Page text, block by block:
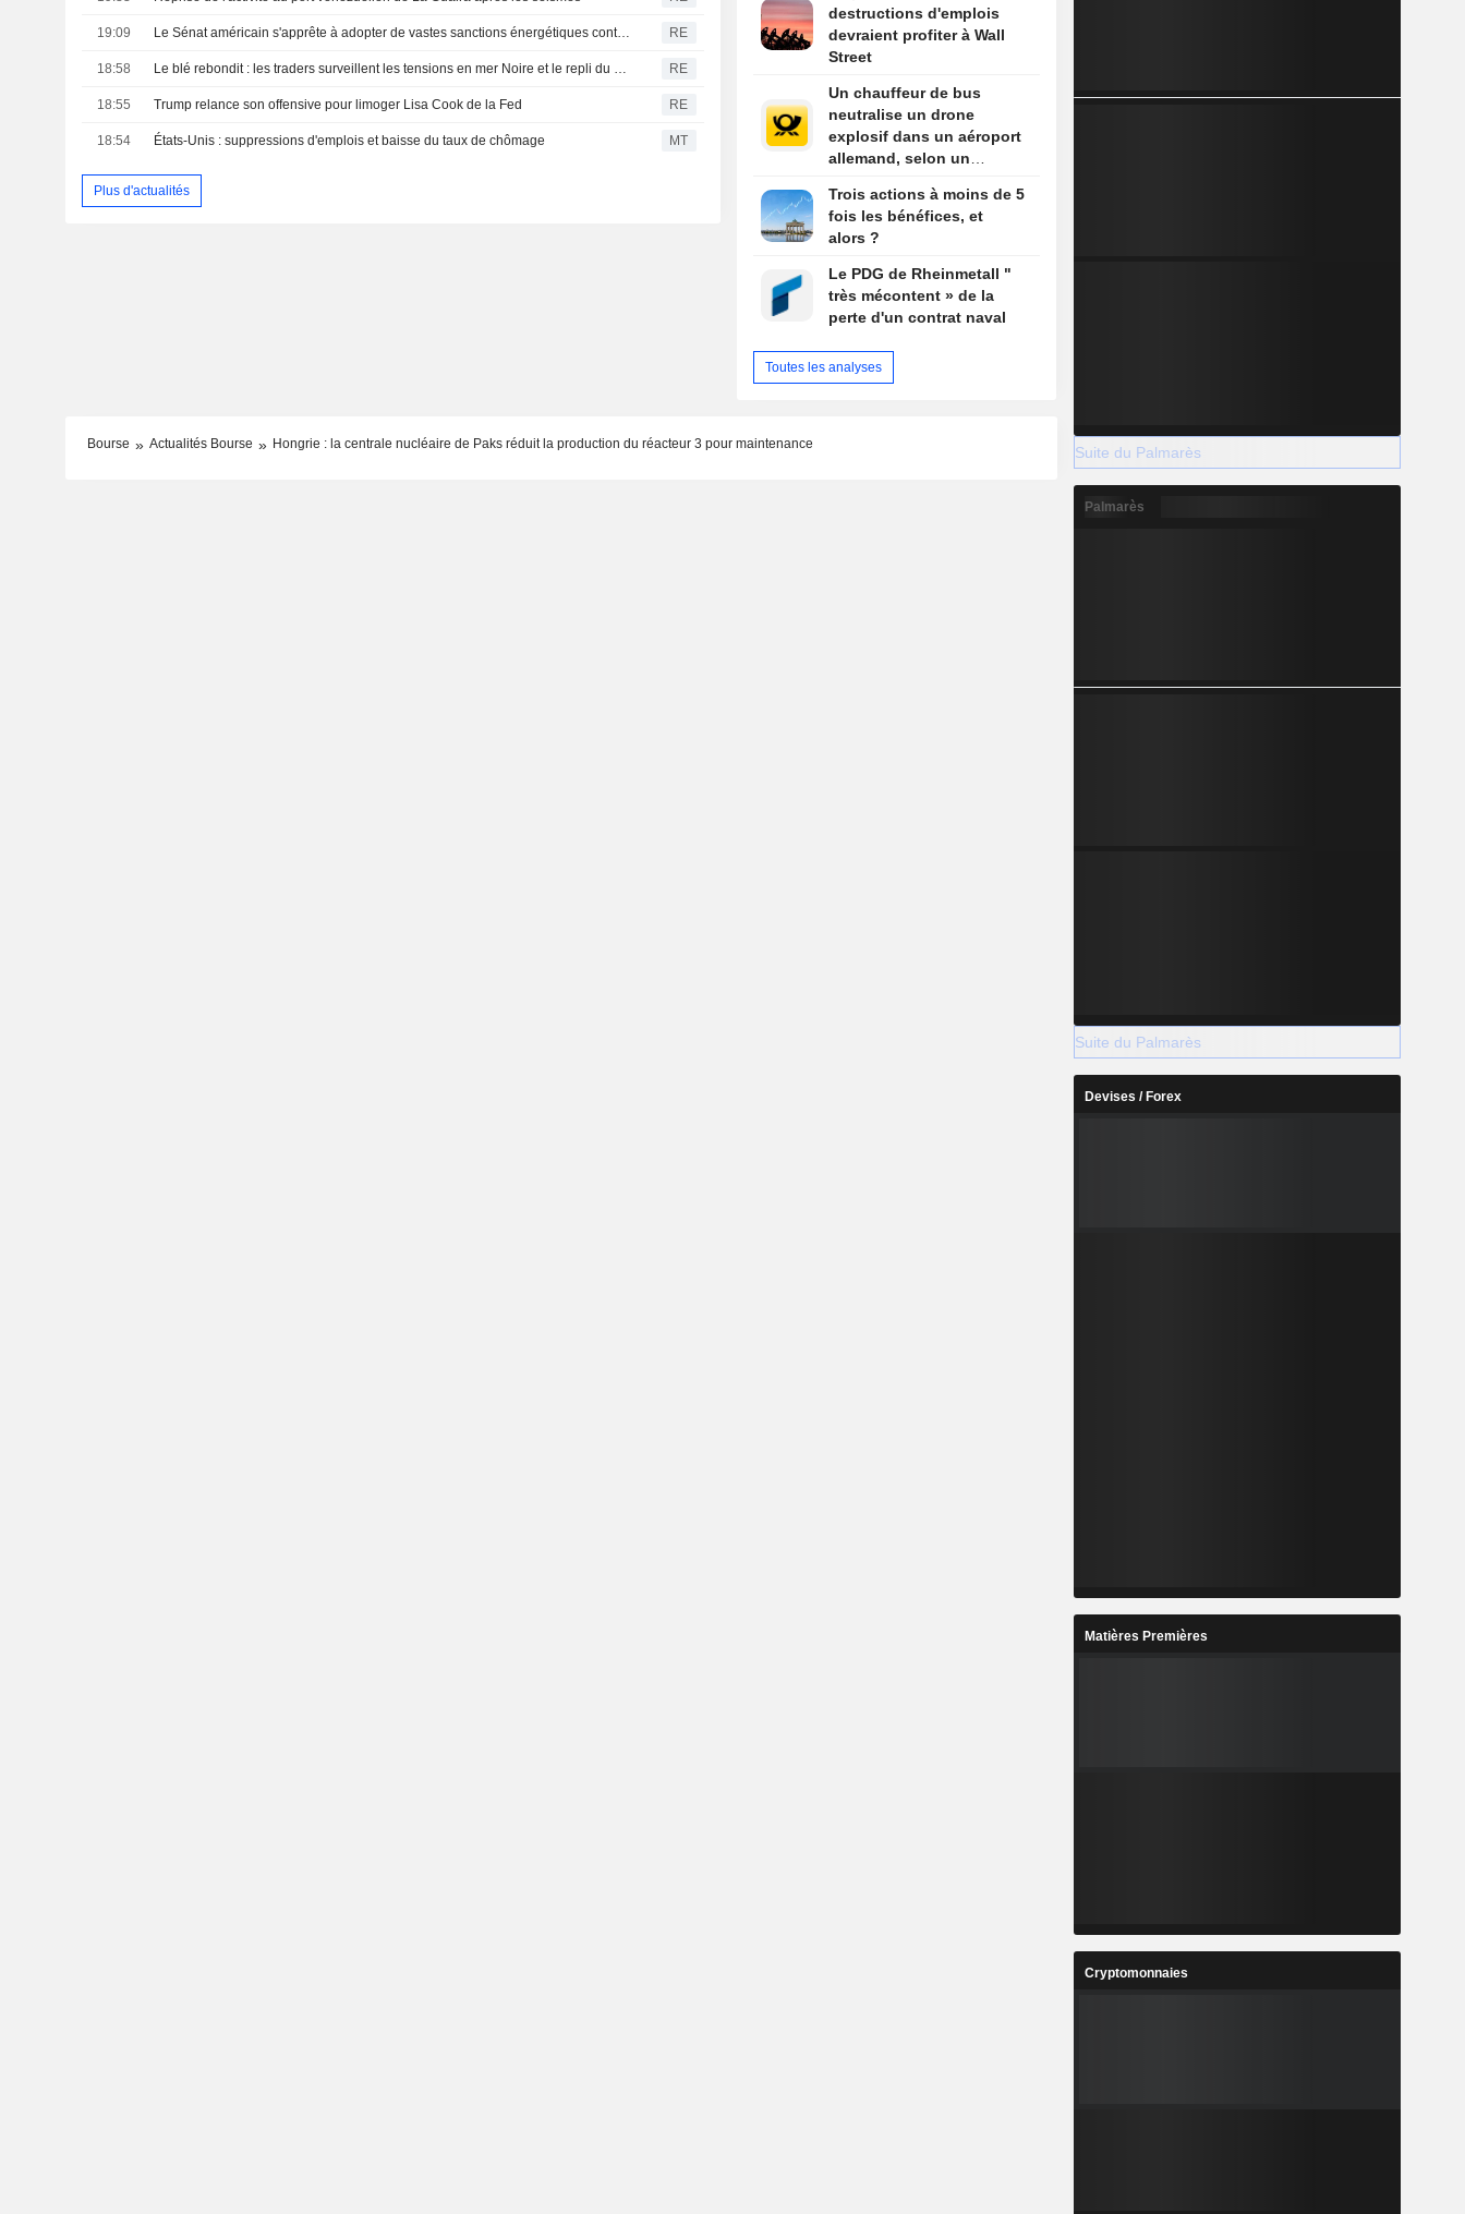
19:09 Le Sénat américain s'apprête à adopter de vastes sanctions énergétiques contre la Russie RE
18:58 Le blé rebondit : les traders surveillent les tensions en mer Noire et le repli du dollar RE
18:55 Trump relance son offensive pour limoger Lisa Cook de la Fed RE
18:54 États-Unis : suppressions d'emplois et baisse du taux de chômage MT
Plus d'actualités
destructions d'emplois
devraient profiter à Wall
Street
Un chauffeur de bus
neutralise un drone
explosif dans un aéroport
allemand, selon un
Trois actions à moins de 5
fois les bénéfices, et
alors ?
Le PDG de Rheinmetall "
très mécontent » de la
perte d'un contrat naval
Toutes les analyses
Bourse Actualités Bourse Hongrie : la centrale nucléaire de Paks réduit la production du réacteur 3 pour maintenance Suite du Palmarès
Palmarès
Suite du Palmarès
Devises / Forex
Matières Premières
Cryptomonnaies